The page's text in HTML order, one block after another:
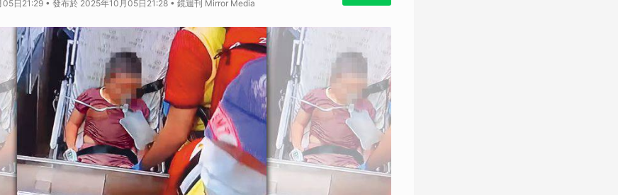
日21:29 • 發布於 2025年10月05日21:28 • 鏡週刊 Mirror Media